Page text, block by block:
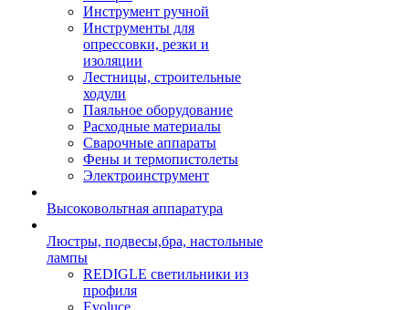
Инструмент ручной
Инструменты для
опрессовки, резки и
изоляции
Лестницы, строительные
ходули
Паяльное оборудование
Расходные материалы
Сварочные аппараты
Фены и термопистолеты
Электроинструмент
Высоковольтная аппаратура
Люстры, подвесы,бра, настольные
лампы
REDIGLE светильники из
профиля